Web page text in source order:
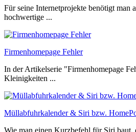
Für seine Internetprojekte benötigt man
hochwertige ...
Firmenhomepage Fehler
In der Artikelserie "Firmenhomepage
Kleinigkeiten ...
Müllabfuhrkalender & Siri bzw.